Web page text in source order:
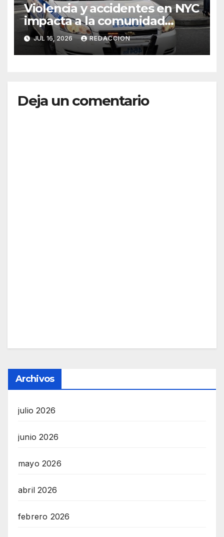
Violencia y accidentes en NYC
impacta a la comunidad
dominicana
JUL 16, 2026 REDACCION
Deja un comentario
Archivos
julio 2026
junio 2026
mayo 2026
abril 2026
febrero 2026